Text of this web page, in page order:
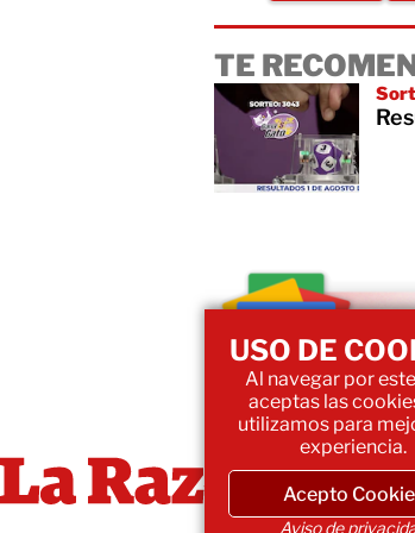
TE
USO DE
Al navegar por
aceptas las
utilizamos para
experiencia.
Acepto
Aviso de